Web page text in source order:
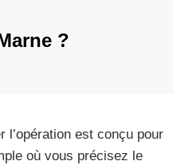
?
l’opération est conçu pour
où vous précisez le